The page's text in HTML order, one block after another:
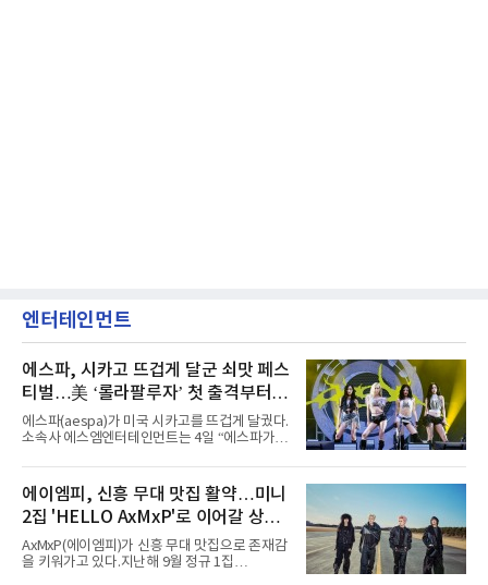
엔터테인먼트
에스파, 시카고 뜨겁게 달군 쇠맛 페스
티벌…美 ‘롤라팔루자’ 첫 출격부터
증명한 존재감
에스파(aespa)가 미국 시카고를 뜨겁게 달궜다.
소속사 에스엠엔터테인먼트는 4일 “에스파가
서 열린 ‘롤라팔루자 시카고’(Lollapalooza
Chicago)의 알리안츠 스테이지에 올랐다”며
“총 14곡으로 구성된 세트리스트를 선사, 데뷔 7
년 차다운 노련한 무대 매너와 파워풀한 에너지
로 현장의 분위기를 압도했다”고 밝혔다.1991
년 시작된 ‘롤라팔루자’는 8개 스테이지, 170여
팀의 아티스트와 40만 명 이상의 관객이 운집하
에이엠피, 신흥 무대 맛집 활약…미니
2집 'HELLO AxMxP'로 이어갈 상승
세
AxMxP(에이엠피)가 신흥 무대 맛집으로 존재감
을 키워가고 있다.지난해 9월 정규 1집